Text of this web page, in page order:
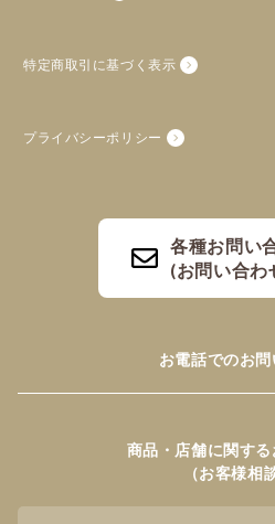
特定商取引に基づく表示
プライバシーポリシー
各種お問い
(お問い合わ
お電話でのお
商品・店舗に関す
（お客様相